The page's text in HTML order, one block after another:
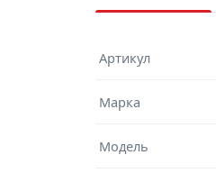
Артикул
Марка
Модель